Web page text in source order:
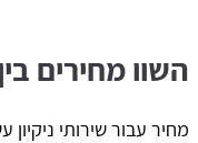
השוו מחירים
מחיר עבור שירותי